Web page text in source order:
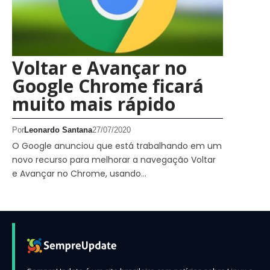
Voltar e Avançar no
Google Chrome ficará
muito mais rápido
PorLeonardo Santana27/07/2020
O Google anunciou que está trabalhando em um
novo recurso para melhorar a navegação Voltar
e Avançar no Chrome, usando…